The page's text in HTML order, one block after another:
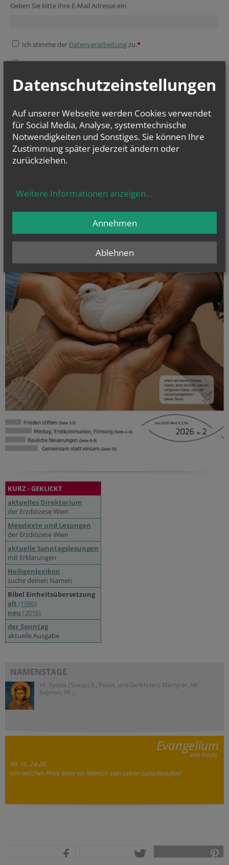
Geben Sie bitte Ihre E-Mail Adresse ein
Ich stimme der Datenverarbeitungzu.*
Ich habe dieInformationen zum Datenschutzgelesen.*
KURZ - GEKLICKT
aktuelles Direktorium
der Erzdiözese Wien
Messtexte und Lesungen
der Erzdiözese Wien
aktuelle Sonntagslesungen
mit Erklärungen
Heiligenlexikon
suche deinen Namen
Bibel Einheitsübersetzung
alt (1980)
neu (2016)
der Sonntag
aktuelle Ausgabe
NAMENSTAGE
Hl. Xystus (Sixtus) II., Papst, und Gefährten; Märtyrer, Hl.
Kajetan, Hl....
Evangelium
von heute
Mt 16, 24-28
Um welchen Preis kann ein Mensch sein Leben zurückkaufen?
Datenschutzeinstellungen
Auf unserer Webseite werden Cookies verwendet
für Social Media, Analyse, systemtechnische
Notwendigkeiten und Sonstiges. Sie können Ihre
Zustimmung später jederzeit ändern oder
zurückziehen.
Weitere Informationen anzeigen...
Ablehnen
Annehmen